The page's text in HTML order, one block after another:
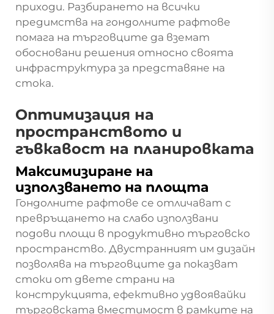
приходи. Разбирането на всички
предимства на гондолните рафтове
помага на търговците да вземат
обосновани решения относно своята
инфраструктура за представяне на
стока.
Оптимизация на
пространството и
гъвкавост на планировката
Максимизиране на
използването на площта
Гондолните рафтове се отличават с
превръщането на слабо използвани
подови площи в продуктивно търговско
пространство. Двустранният им дизайн
позволява на търговците да показват
стоки от двете страни на
конструкцията, ефективно удвоявайки
търговската вместимост в рамките на